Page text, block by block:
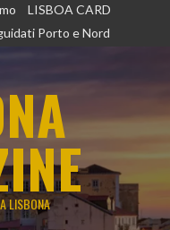
LISBOA CARD
Porto e Nord
LISBONA